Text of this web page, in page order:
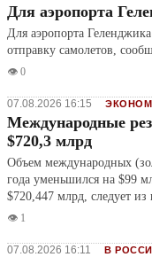
Для аэропорта
Для аэропорта
отправку самолетов,
👁️ 0
07.08.2026 16:15
Международные
$720,3 млрд
Объем международных
года уменьшился на $99
$720,447 млрд, следует
👁️ 1
07.08.2026 16:11 В